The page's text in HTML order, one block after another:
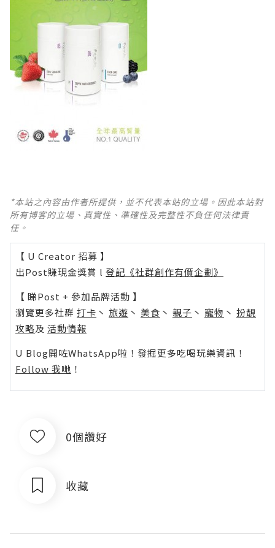
*本站之內容由作者所提供，並不代表本站的立場。因此本站對
所有博客的立場、真實性、準確性及完整性不負任何法律責
任。
【 U Creator 招募 】
出Post賺現金獎賞 l 登記《社群創作有價企劃》
【 睇Post + 參加品牌活動 】
瀏覽更多社群 打卡 丶 旅遊 丶 美食 丶 親子 丶 寵物 丶 扮靚
攻略及 活動情報
U Blog開咗WhatsApp啦！發掘更多吃喝玩樂資訊！
Follow 我哋 ！
0個讚好
收藏